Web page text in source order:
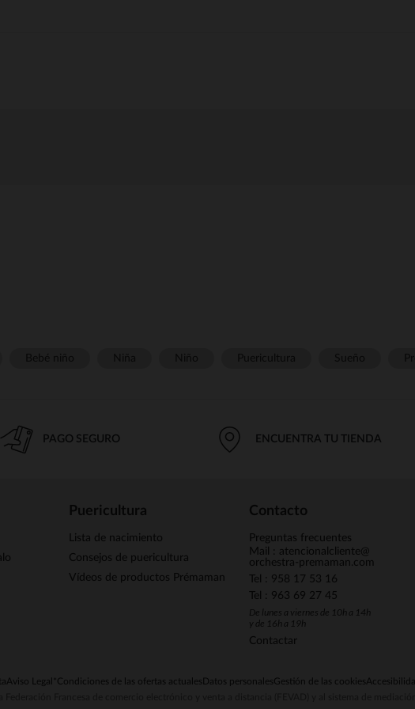
PAGO SEGURO ENCUENTRA TU TIENDA
Puericultura
Lista de nacimiento
Consejos de puericultura
Vídeos de productos Prémaman
Contacto
Preguntas frecuentes
Mail : atencionalcliente@
orchestra-premaman.com
Tel : 958 17 53 16
Tel : 963 69 27 45
De lunes a viernes de 10h a 14h
y de 16h a 19h
Contactar
Aviso Legal *Condiciones de las ofertas actuales Datos personalesGestión de las cookies